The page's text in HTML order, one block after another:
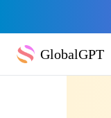
GlobalGPT